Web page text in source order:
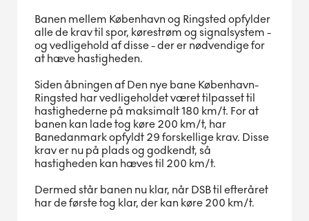
Banen mellem København og Ringsted opfylder
alle de krav til spor, kørestrøm og signalsystem -
og vedligehold af disse - der er nødvendige for
at hæve hastigheden.
Siden åbningen af Den nye bane København-
Ringsted har vedligeholdet været tilpasset til
hastighederne på maksimalt 180 km/t. For at
banen kan lade tog køre 200 km/t, har
Banedanmark opfyldt 29 forskellige krav. Disse
krav er nu på plads og godkendt, så
hastigheden kan hæves til 200 km/t.
Dermed står banen nu klar, når DSB til efteråret
har de første tog klar, der kan køre 200 km/t.